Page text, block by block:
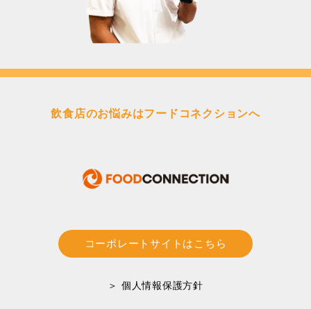
飲食店のお悩みはフードコネクションへ
コーポレートサイトはこちら
＞ 個人情報保護方針